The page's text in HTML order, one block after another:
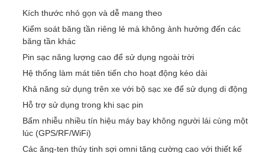
Kích thước nhỏ gọn và dễ mang theo
Kiểm soát băng tần riêng lẻ mà không ảnh hưởng đến các
băng tần khác
Pin sạc năng lượng cao để sử dụng ngoài trời
Hệ thống làm mát tiên tiến cho hoạt động kéo dài
Khả năng sử dụng trên xe với bộ sạc xe để sử dụng di động
Hỗ trợ sử dụng trong khi sạc pin
Bấm nhiễu nhiều tín hiệu máy bay không người lái cùng một
lúc (GPS/RF/WiFi)
Các ăng-ten thủy tinh sợi omni tăng cường cao với thiết kế